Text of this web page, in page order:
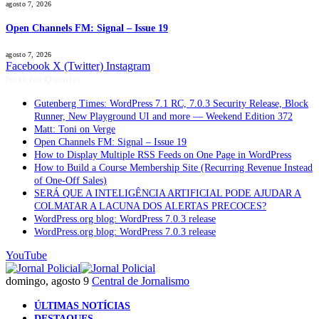
agosto 7, 2026
Open Channels FM: Signal – Issue 19
agosto 7, 2026
Facebook X (Twitter) Instagram
Gutenberg Times: WordPress 7.1 RC, 7.0.3 Security Release, Block
Runner, New Playground UI and more — Weekend Edition 372
Matt: Toni on Verge
Open Channels FM: Signal – Issue 19
How to Display Multiple RSS Feeds on One Page in WordPress
How to Build a Course Membership Site (Recurring Revenue Instead
of One-Off Sales)
SERÁ QUE A INTELIGÊNCIA ARTIFICIAL PODE AJUDAR A
COLMATAR A LACUNA DOS ALERTAS PRECOCES?
WordPress.org blog: WordPress 7.0.3 release
WordPress.org blog: WordPress 7.0.3 release
YouTube
domingo, agosto 9 Central de Jornalismo
ÚLTIMAS NOTÍCIAS